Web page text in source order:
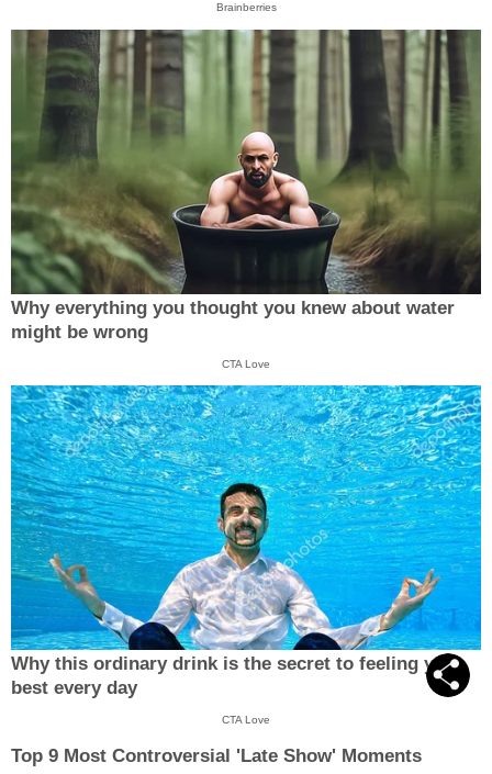
Brainberries
Why everything you thought you knew about water
might be wrong
CTA Love
Why this ordinary drink is the secret to feeling your
best every day
CTA Love
Top 9 Most Controversial 'Late Show' Moments